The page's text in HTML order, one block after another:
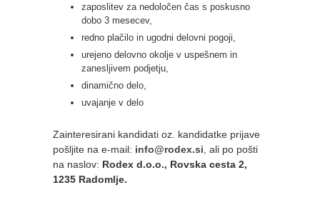
zaposlitev za nedoločen čas s poskusno
dobo 3 mesecev,
redno plačilo in ugodni delovni pogoji,
urejeno delovno okolje v uspešnem in
zanesljivem podjetju,
dinamično delo,
uvajanje v delo
Zainteresirani kandidati oz. kandidatke prijave
pošljite na e-mail: info@rodex.si , ali po pošti
na naslov: Rodex d.o.o., Rovska cesta 2,
1235 Radomlje.